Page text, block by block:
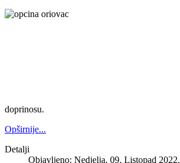
doprinosu.
Opširnije...
Detalji
Objavljeno: Nedjelja, 09. Listopad 2022.